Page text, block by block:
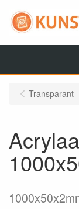
Transparant